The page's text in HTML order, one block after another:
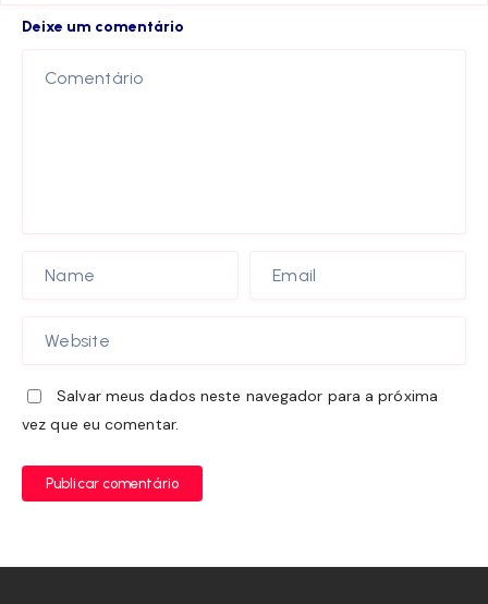
Deixe um comentário
Salvar meus dados neste navegador para a próxima
vez que eu comentar.
Publicar comentário